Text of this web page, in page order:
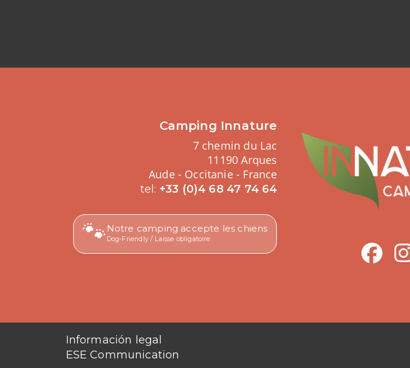
Camping Innature
7 chemin du Lac
11190 Arques
Aude - Occitanie - France
tel: +33 (0)4 68 47 74 64
🐾 Notre camping accepte les chiens
Dog-Friendly / Laisse obligatoire.
Información legal
ESE Communication